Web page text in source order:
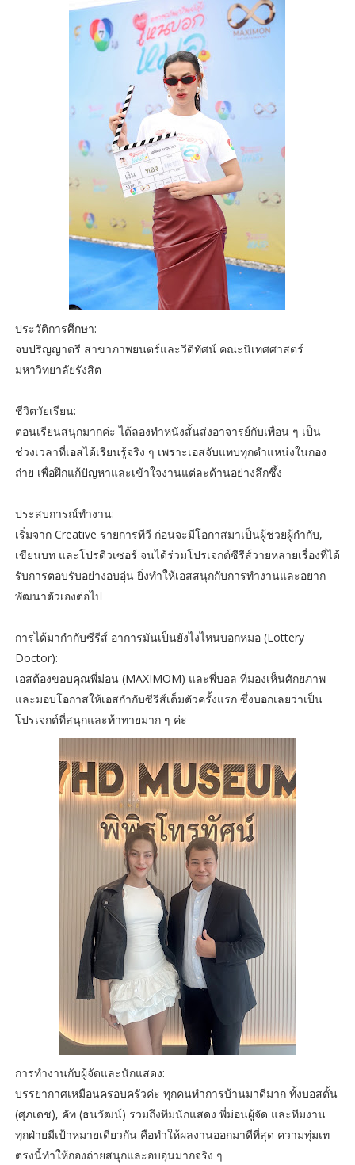
ประวัติการศึกษา:
จบปริญญาตรี สาขาภาพยนตร์และวีดิทัศน์ คณะนิเทศศาสตร์
มหาวิทยาลัยรังสิต
ชีวิตวัยเรียน:
ตอนเรียนสนุกมากค่ะ ได้ลองทำหนังสั้นส่งอาจารย์กับเพื่อน ๆ เป็น
ช่วงเวลาที่เอสได้เรียนรู้จริง ๆ เพราะเอสจับแทบทุกตำแหน่งในกอง
ถ่าย เพื่อฝึกแก้ปัญหาและเข้าใจงานแต่ละด้านอย่างลึกซึ้ง
ประสบการณ์ทำงาน:
เริ่มจาก Creative รายการทีวี ก่อนจะมีโอกาสมาเป็นผู้ช่วยผู้กำกับ,
เขียนบท และโปรดิวเซอร์ จนได้ร่วมโปรเจกต์ซีรีส์วายหลายเรื่องที่ได้
รับการตอบรับอย่างอบอุ่น ยิ่งทำให้เอสสนุกกับการทำงานและอยาก
พัฒนาตัวเองต่อไป
การได้มากำกับซีรีส์ อาการมันเป็นยังไงไหนบอกหมอ (Lottery
Doctor):
เอสต้องขอบคุณพี่ม่อน (MAXIMOM) และพี่บอล ที่มองเห็นศักยภาพ
และมอบโอกาสให้เอสกำกับซีรีส์เต็มตัวครั้งแรก ซึ่งบอกเลยว่าเป็น
โปรเจกต์ที่สนุกและท้าทายมาก ๆ ค่ะ
การทำงานกับผู้จัดและนักแสดง:
บรรยากาศเหมือนครอบครัวค่ะ ทุกคนทำการบ้านมาดีมาก ทั้งบอสตั้น
(ศุภเดช), คัท (ธนวัฒน์) รวมถึงทีมนักแสดง พี่ม่อนผู้จัด และทีมงาน
ทุกฝ่ายมีเป้าหมายเดียวกัน คือทำให้ผลงานออกมาดีที่สุด ความทุ่มเท
ตรงนี้ทำให้กองถ่ายสนุกและอบอุ่นมากจริง ๆ